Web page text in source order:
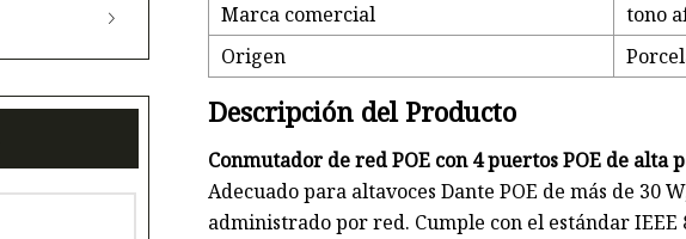
Marca comercial
tono
Origen
Descripción del Producto
Conmutador de red POE con 4 puertos POE de alta
Adecuado para altavoces Dante POE de más de 30
administrado por red. Cumple con el estándar